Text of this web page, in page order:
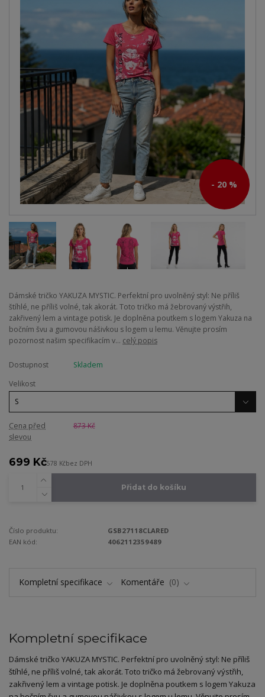
- 20 %
Dámské tričko YAKUZA MYSTIC. Perfektní pro uvolněný styl: Ne příliš
štíhlé, ne příliš volné, tak akorát. Toto tričko má žebrovaný výstřih,
zakřivený lem a vintage potisk. Je doplněna poutkem s logem Yakuza na
bočním švu a gumovou nášivkou s logem u lemu. Věnujte prosím
pozornost našim specifikacím v... celý popis
Dostupnost
Skladem
Velikost
Cena před
slevou
873 Kč
699 Kč578 Kčbez DPH
Přidat do košíku
Číslo produktu:
GSB27118CLARED
EAN kód:
4062112359489
Kompletní specifikace Komentáře 0
Kompletní specifikace
Dámské tričko YAKUZA MYSTIC. Perfektní pro uvolněný styl: Ne příliš
štíhlé, ne příliš volné, tak akorát. Toto tričko má žebrovaný výstřih,
zakřivený lem a vintage potisk. Je doplněna poutkem s logem Yakuza